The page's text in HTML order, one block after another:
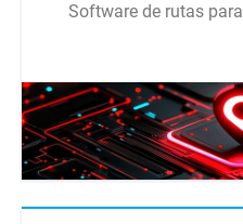
Software de rutas